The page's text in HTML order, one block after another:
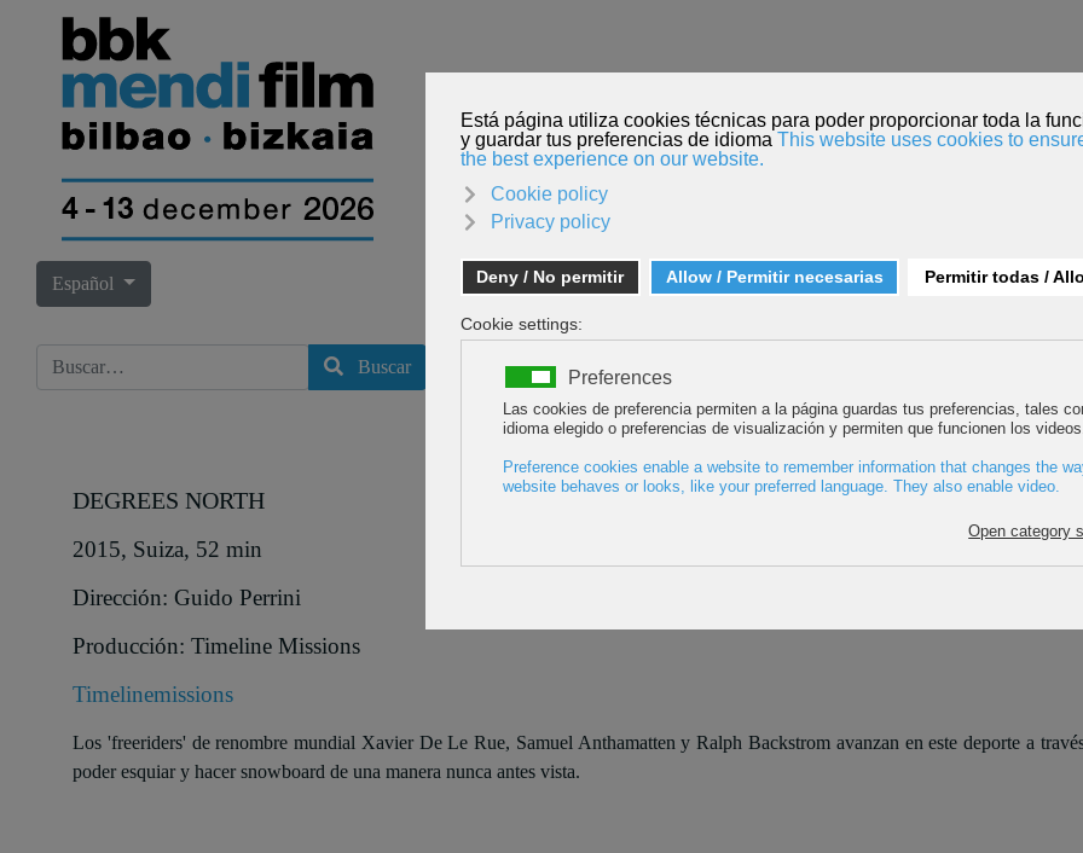
INICIO INSCRIPCIÓN PELÍCULAS MENDI TOUR KORDADA
Seleccione su idioma
Español
Buscar Buscar
DEGREES NORTH
2015, Suiza, 52 min
Dirección: Guido Perrini
Producción: Timeline Missions
Timelinemissions
Los 'freeriders' de renombre mundial Xavier De Le Rue, Samuel Anthamatten y Ralph Backstromavanzan en este deporte a
poder esquiar y hacer snowboard de una manera nunca antes vista.